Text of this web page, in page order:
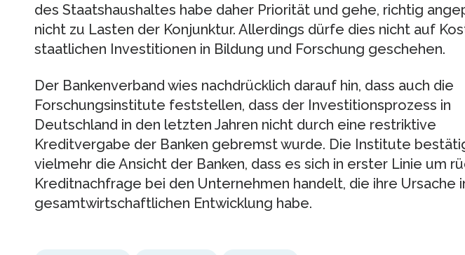
des Staatshaushaltes habe daher Priorität und gehe, richtig
nicht zu Lasten der Konjunktur. Allerdings dürfe dies nicht auf
staatlichen Investitionen in Bildung und Forschung geschehen.
Der Bankenverband wies nachdrücklich darauf hin, dass auch die
Forschungsinstitute feststellen, dass der Investitionsprozess in
Deutschland in den letzten Jahren nicht durch eine restriktive
Kreditvergabe der Banken gebremst wurde. Die Institute
vielmehr die Ansicht der Banken, dass es sich in erster Linie um
Kreditnachfrage bei den Unternehmen handelt, die ihre Ursache
gesamtwirtschaftlichen Entwicklung habe.